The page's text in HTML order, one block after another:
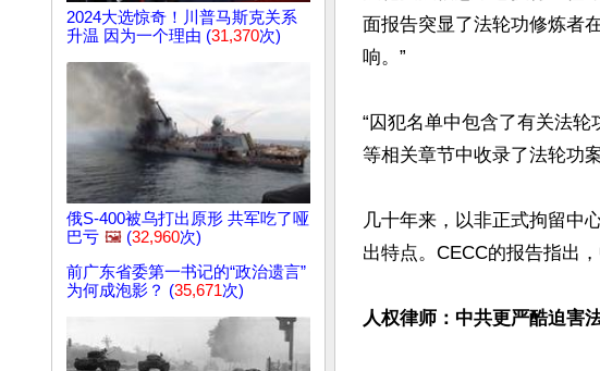
2024大选惊奇！川普马斯克关系
升温 因为一个理由 (31,370次)
俄S-400被乌打出原形 共军吃了哑
巴亏 🖼️ (32,960次)
前广东省委第一书记的“政治遗言”
为何成泡影？ (35,671次)
面报告突显了法轮功修炼者
响。”
“囚犯名单中包含了有关法
等相关章节中收录了法轮功
几十年来，以非正式拘留中
出特点。CECC的报告指出
人权律师：中共更严酷迫害